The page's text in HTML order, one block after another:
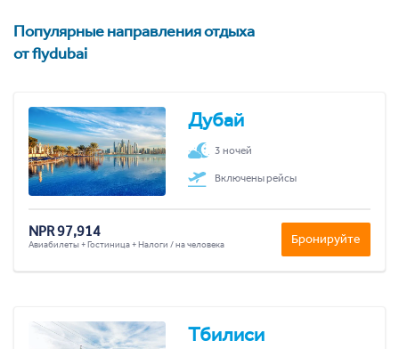
Популярные направления отдыха
от flydubai
Дубай
3 ночей
Включены рейсы
NPR 97,914
Авиабилеты + Гостиница + Налоги / на человека Бронируйте
Тбилиси